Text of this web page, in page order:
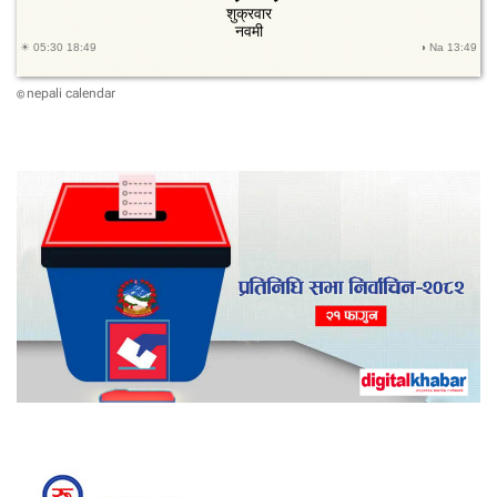
© nepali calendar